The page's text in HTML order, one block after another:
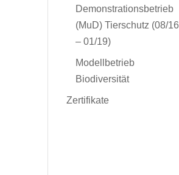
Demonstrationsbetrieb
(MuD) Tierschutz (08/16
– 01/19)
Modellbetrieb
Biodiversität
Zertifikate